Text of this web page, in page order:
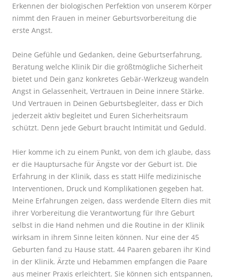
Erkennen der biologischen Perfektion von unserem Körper
nimmt den Frauen in meiner Geburtsvorbereitung die
erste Angst.
Deine Gefühle und Gedanken, deine Geburtserfahrung,
Beratung welche Klinik Dir die größtmögliche Sicherheit
bietet und Dein ganz konkretes Gebär-Werkzeug wandeln
Angst in Gelassenheit, Vertrauen in Deine innere Stärke.
Und Vertrauen in Deinen Geburtsbegleiter, dass er Dich
jederzeit aktiv begleitet und Euren Sicherheitsraum
schützt. Denn jede Geburt braucht Intimität und Geduld.
Hier komme ich zu einem Punkt, von dem ich glaube, dass
er die Hauptursache für Ängste vor der Geburt ist. Die
Erfahrung in der Klinik, dass es statt Hilfe medizinische
Interventionen, Druck und Komplikationen gegeben hat.
Meine Erfahrungen zeigen, dass werdende Eltern dies mit
ihrer Vorbereitung die Verantwortung für Ihre Geburt
selbst in die Hand nehmen und die Routine in der Klinik
wirksam in ihrem Sinne leiten können. Nur eine der 45
Geburten fand zu Hause statt. 44 Paaren gebaren ihr Kind
in der Klinik. Ärzte und Hebammen empfangen die Paare
aus meiner Praxis erleichtert. Sie können sich entspannen,